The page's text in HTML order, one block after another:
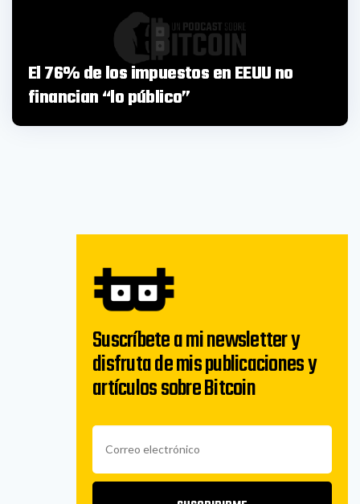
El 76% de los impuestos en EEUU no
financian “lo público”
Suscríbete a mi newsletter y
disfruta de mis publicaciones y
artículos sobre Bitcoin